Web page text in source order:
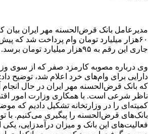
مدیرعامل بانک قرض‌الحسنه مهر ایران بیان
۶۰هزار میلیارد تومان وام پرداخت شد که
جاری این رقم به ۹۵هزار میلیارد تومان برسد.
وی درباره مصوبه کارمزد صفر که از سوی
دارایی برای وام‌های خرد اعلام شد، توضیح
که بانک قرض‌الحسنه مهر ایران در حال انجام
ناظر شرعی است. با همکاری وزارت امور
کمیته‌ای را در وزارتخانه تشکیل دادیم که
بانک‌های قرض‌الحسنه را پیگیری می‌کنیم. با
فعالیت‌های این بانک و میزان درآمدزایی،